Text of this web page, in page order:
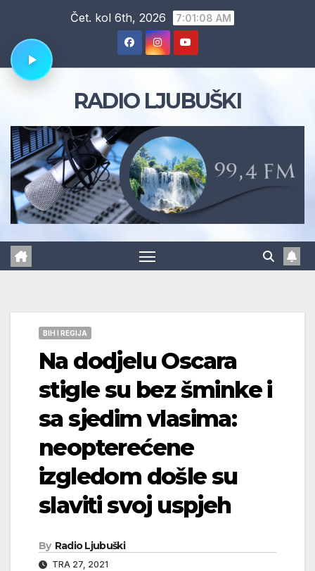
content
Čet. kol 6th, 2026 7:01:09 AM
RADIO LJUBUŠKI
BIH I REGIJA
Na dodjelu Oscara
stigle su bez šminke i
sa sjedim vlasima:
neopterećene
izgledom došle su
slaviti svoj uspjeh
By Radio Ljubuški
TRA 27, 2021